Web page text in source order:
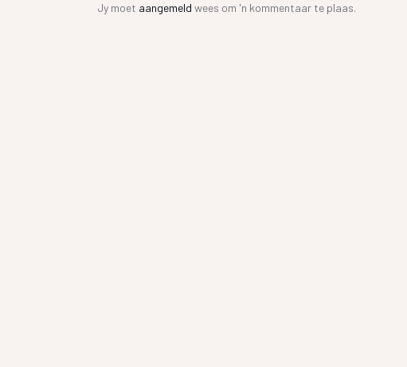
Jy moet aangemeld wees om 'n kommentaar te plaas.